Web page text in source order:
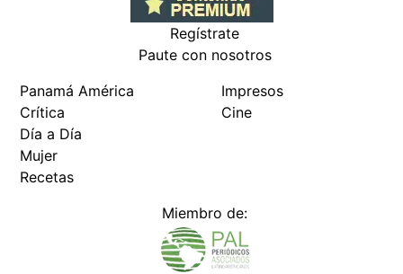
Regístrate
Paute con nosotros
Panamá América
Crítica
Día a Día
Mujer
Recetas
Impresos
Cine
Miembro de: